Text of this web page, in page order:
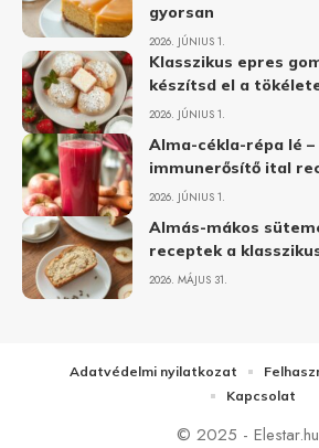
gyorsan
2026. JÚNIUS 1.
Klasszikus epres
készítsd el a
2026. JÚNIUS 1.
Alma-cékla-répa lé –
immunerősítő ital
2026. JÚNIUS 1.
Almás-mákos
receptek a
2026. MÁJUS 31.
© 2025 - Elestar.hu
Adatvédelmi nyilatkozat
Kapcsolat